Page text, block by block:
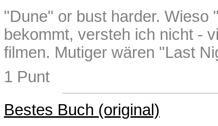
"Dune" or bust harder. Wieso
bekommt, versteh ich nicht -
filmen. Mutiger wären "Last
1 Punt
Bestes Buch (original)